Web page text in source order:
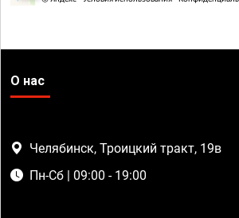
О нас
Челябинск, Троицкий тракт, 19в
Пн-Сб | 09:00 - 19:00